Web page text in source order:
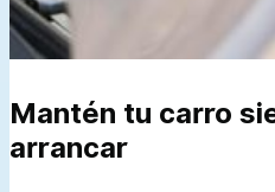
Mantén tu carro
arrancar